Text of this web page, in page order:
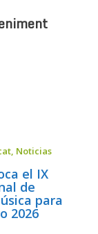
, Noticias
el IX
de
para
2026